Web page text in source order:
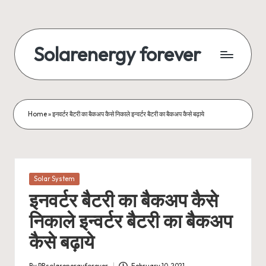
content
Solarenergy forever
बिजली
Home»इनवर्टर बैटरी का बैकअप कैसे निकाले इन्वर्टर बैटरी का बैकअप कैसे बढ़ाये
Posted
Solar System
इनवर्टर बैटरी का बैकअप कैसे
निकाले इन्वर्टर बैटरी का बैकअप
कैसे बढ़ाये